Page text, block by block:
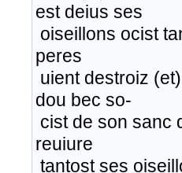
est deius ses
oiseillons ocist
peres
uient destroiz
dou bec so-
cist de son sanc
reuiure
tantost ses